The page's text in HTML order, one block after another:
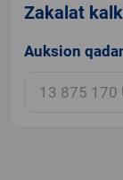
Zakalat
Auksion